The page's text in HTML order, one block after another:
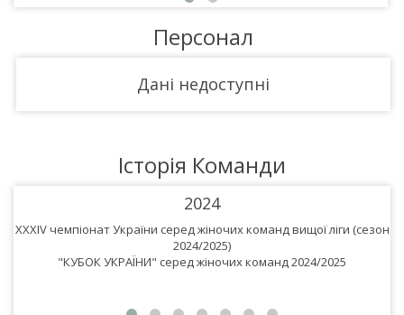
Персонал
Дані недоступні
Історія Команди
2024
XXXIV чемпіонат України серед жіночих команд вищої ліги (сезон
2024/2025)
"КУБОК УКРАЇНИ" серед жіночих команд 2024/2025